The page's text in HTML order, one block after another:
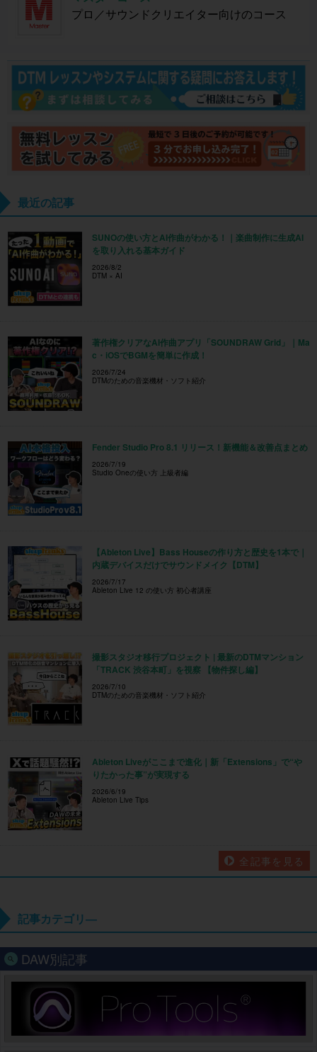
プロ／サウンドクリエイター向けのコース
最近の記事
SUNOの使い方とAI作曲がわかる！｜楽曲制作に生成AI
を取り入れる基本ガイド
2026/8/2
DTM × AI
著作権クリアなAI作曲アプリ「SOUNDRAW Grid」｜Ma
c・iOSでBGMを簡単に作成！
2026/7/24
DTMのための音楽機材・ソフト紹介
Fender Studio Pro 8.1 リリース！新機能＆改善点まとめ
2026/7/19
Studio Oneの使い方 上級者編
【Ableton Live】Bass Houseの作り方と歴史を1本で｜
内蔵デバイスだけでサウンドメイク【DTM】
2026/7/17
Ableton Live 12 の使い方 初心者講座
撮影スタジオ移行プロジェクト | 最新のDTMマンション
「TRACK 渋谷本町」を視察 【物件探し編】
2026/7/10
DTMのための音楽機材・ソフト紹介
Ableton Liveがここまで進化｜新「Extensions」で“や
りたかった事”が実現する
2026/6/19
Ableton Live Tips
全記事を見る
記事カテゴリ―
DAW別記事